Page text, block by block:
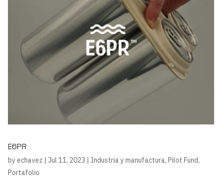
E6PR
by echavez | Jul 11, 2023 | Industria y manufactura, Pilot Fund,
Portafolio